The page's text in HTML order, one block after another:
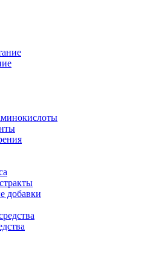
добавки